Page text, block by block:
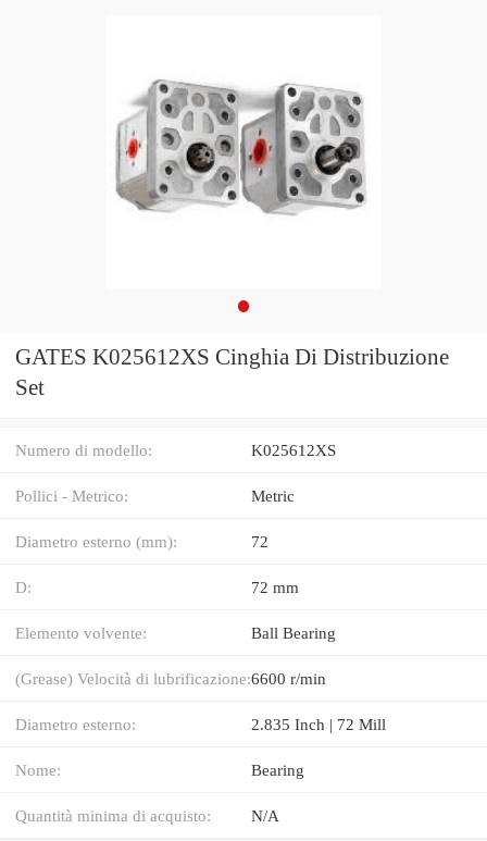
GATES K025612XS Cinghia Di Distribuzione
Set
Numero di modello: K025612XS
Pollici - Metrico: Metric
Diametro esterno (mm): 72
D: 72 mm
Elemento volvente: Ball Bearing
(Grease) Velocità di lubrificazione:6600 r/min
Diametro esterno: 2.835 Inch | 72 Mill
Nome: Bearing
Quantità minima di acquisto: N/A